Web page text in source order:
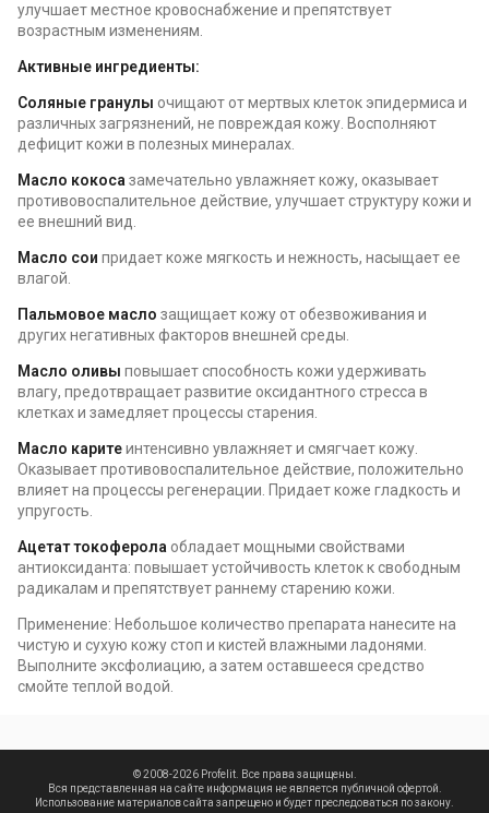
улучшает местное кровоснабжение и препятствует
возрастным изменениям.
Активные ингредиенты:
Соляные гранулы очищают от мертвых клеток эпидермиса и
различных загрязнений, не повреждая кожу. Восполняют
дефицит кожи в полезных минералах.
Масло кокоса замечательно увлажняет кожу, оказывает
противовоспалительное действие, улучшает структуру кожи и
ее внешний вид.
Масло сои придает коже мягкость и нежность, насыщает ее
влагой.
Пальмовое масло защищает кожу от обезвоживания и
других негативных факторов внешней среды.
Масло оливы повышает способность кожи удерживать
влагу, предотвращает развитие оксидантного стресса в
клетках и замедляет процессы старения.
Масло каритеинтенсивно увлажняет и смягчает кожу.
Оказывает противовоспалительное действие, положительно
влияет на процессы регенерации. Придает коже гладкость и
упругость.
Ацетат токоферола обладает мощными свойствами
антиоксиданта: повышает устойчивость клеток к свободным
радикалам и препятствует раннему старению кожи.
Применение: Небольшое количество препарата нанесите на
чистую и сухую кожу стоп и кистей влажными ладонями.
Выполните эксфолиацию, а затем оставшееся средство
смойте теплой водой.
© 2008-2026 Profelit. Все права защищены.
Вся представленная на сайте информация не является публичной офертой.
Использование материалов сайта запрещено и будет преследоваться по закону.